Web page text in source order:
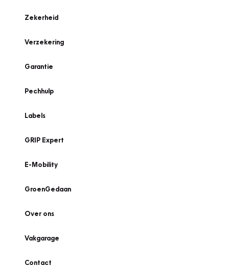
Zekerheid
Verzekering
Garantie
Pechhulp
Labels
GRIP Expert
E-Mobility
GroenGedaan
Over ons
Vakgarage
Contact